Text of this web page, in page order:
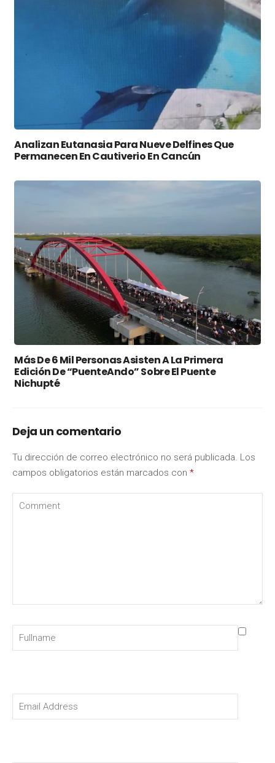
Analizan Eutanasia Para Nueve Delfines Que
Permanecen En Cautiverio En Cancún
Más De 6 Mil Personas Asisten A La Primera
Edición De “PuenteAndo” Sobre El Puente
Nichupté
Deja un comentario
Tu dirección de correo electrónico no será publicada. Los
campos obligatorios están marcados con *